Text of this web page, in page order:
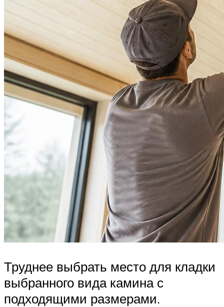
Труднее выбрать место для кладки
выбранного вида камина с
подходящими размерами.